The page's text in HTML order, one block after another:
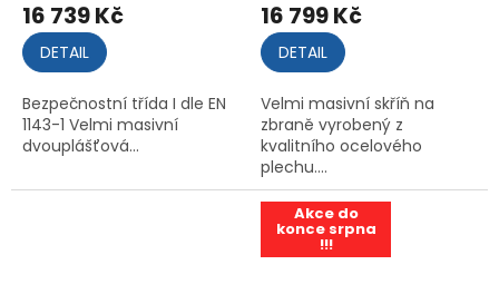
16 739 Kč
DETAIL
Bezpečnostní třída I dle EN
1143-1 Velmi masivní
dvouplášťová...
16 799 Kč
DETAIL
Velmi masivní skříň na
zbraně vyrobený z
kvalitního ocelového
plechu....
Akce do
konce srpna
!!!